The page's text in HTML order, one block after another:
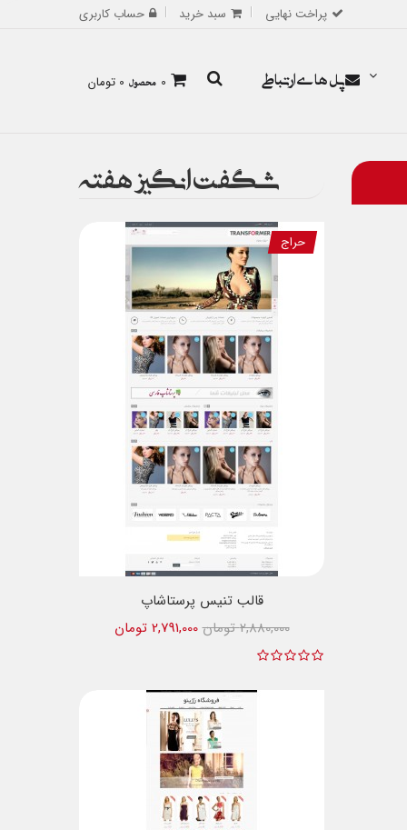
پراخت نهایی سبد خرید حساب کاربری
0 محصول 0 تومان پل های ارتباطی
شگفت انگیز هفته
حراج
قالب تنیس پرستاشاپ
2,791,000 تومان
2,880,000 تومان